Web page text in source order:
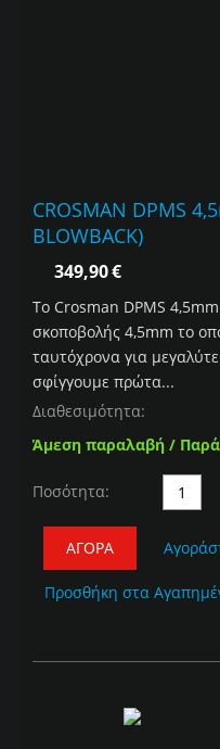
CROSMAN DPMS
BLOWBACK)
349,90€
To Crosman DPMS
σκοποβολής 4,5mm το
ταυτόχρονα για
σφίγγουμε πρώτα...
Διαθεσιμότητα:
Άμεση παραλαβή /
Ποσότητα:
ΑΓΟΡΆ
Προσθήκη στα